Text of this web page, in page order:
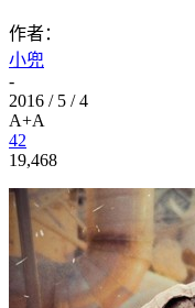
作者：
小兜
-
2016 / 5 / 4
A+A
42
19,468